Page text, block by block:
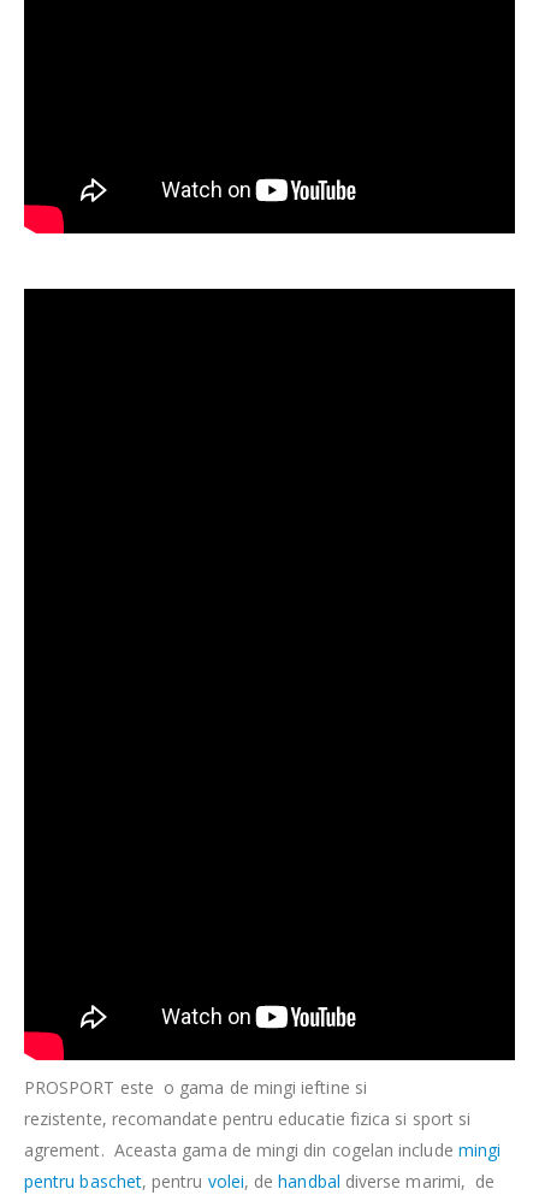
PROSPORT este o gama de mingi ieftine si
rezistente, recomandate pentru educatie fizica si sport si
agrement. Aceasta gama de mingi din cogelan include mingi
pentru baschet, pentru volei, de handbal diverse marimi, de